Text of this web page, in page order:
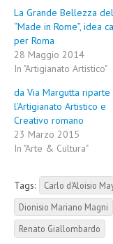
La Grande Bellezza del
“Made in Rome”, idea
per Roma
28 Maggio 2014
In "Artigianato Artistico"
da Via Margutta riparte
l’Artigianato Artistico e
Creativo romano
23 Marzo 2015
In "Arte & Cultura"
Tags: Carlo d'Aloisio
Dionisio Mariano Magni
Renato Giallombardo